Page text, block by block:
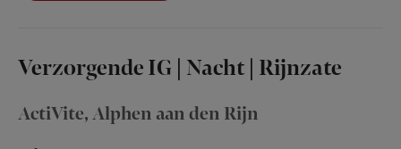
Verzorgende IG | Nacht | Rijnzate
ActiVite, Alphen aan den Rijn